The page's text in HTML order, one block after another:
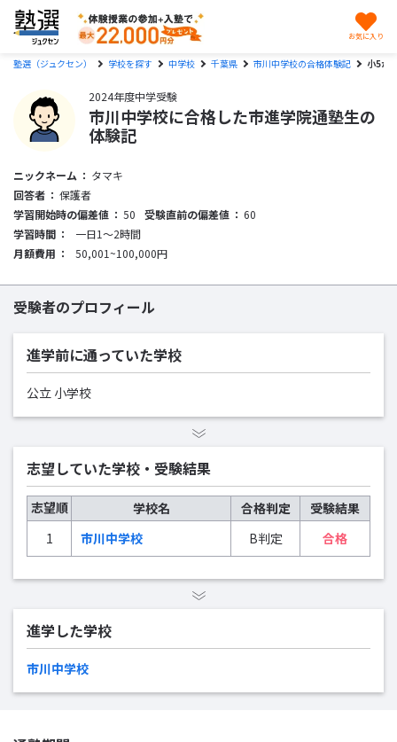
塾選（ジュクセン） 学校を探す 中学校 千葉県 市川中学校の合格体験記 小5か
2024年度中学受験
市川中学校に合格した市進学院通塾生の
体験記
ニックネーム
タマキ
回答者
保護者
学習開始時の偏差値
50 受験直前の偏差値
60
学習時間
一日1〜2時間
月額費用
50,001~100,000円
受験者のプロフィール
進学前に通っていた学校
公立 小学校
志望していた学校・受験結果
志望順 学校名 合格判定
受験結果
1
市川中学校 B判定 合格
進学した学校
市川中学校
お気に入り